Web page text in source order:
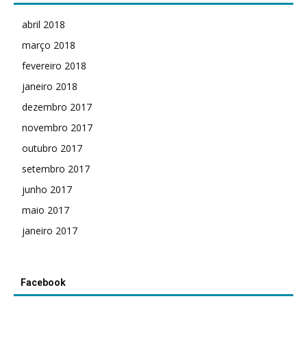
abril 2018
março 2018
fevereiro 2018
janeiro 2018
dezembro 2017
novembro 2017
outubro 2017
setembro 2017
junho 2017
maio 2017
janeiro 2017
Facebook